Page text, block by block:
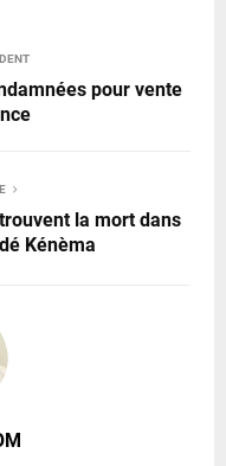
pour vente
la mort dans
Kénèma